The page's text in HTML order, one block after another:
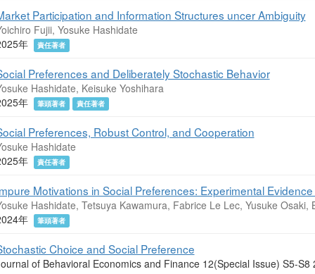
Participation and Information Structures uncer Ambiguity
Fujii, Yosuke Hashidate
年
責任著者
Preferences and Deliberately Stochastic Behavior
Hashidate, Keisuke Yoshihara
年
筆頭著者 責任著者
Preferences, Robust Control, and Cooperation
Hashidate
年
責任著者
Motivations in Social Preferences: Experimental
Hashidate, Tetsuya Kawamura, Fabrice Le Lec, Yusuke Osaki,
年
筆頭著者
Choice and Social Preference
of Behavioral Economics and Finance 12(Special Issue) S5-S8